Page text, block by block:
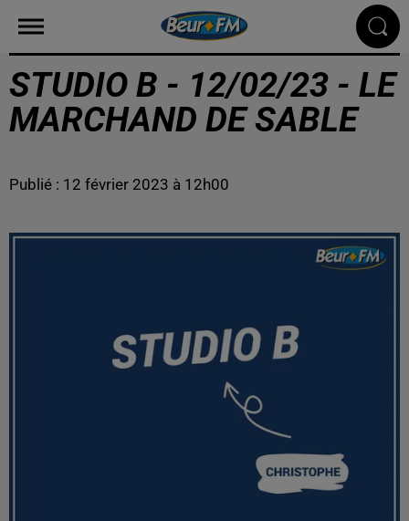
STUDIO B - 12/02/23 - LE
MARCHAND DE SABLE
Publié : 12 février 2023 à 12h00